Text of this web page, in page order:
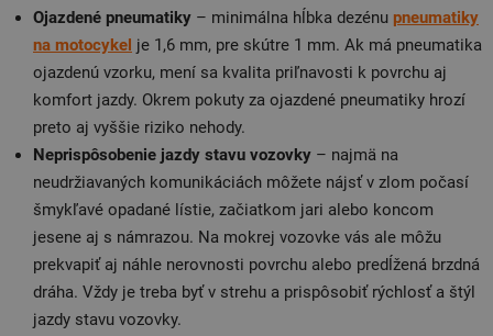
Ojazdené pneumatiky – minimálna hĺbka dezénu pneumatiky
na motocykel je 1,6 mm, pre skútre 1 mm. Ak má pneumatika
ojazdenú vzorku, mení sa kvalita priľnavosti k povrchu aj
komfort jazdy. Okrem pokuty za ojazdené pneumatiky hrozí
preto aj vyššie riziko nehody.
Neprispôsobenie jazdy stavu vozovky – najmä na
neudržiavaných komunikáciách môžete nájsť v zlom počasí
šmykľavé opadané lístie, začiatkom jari alebo koncom
jesene aj s námrazou. Na mokrej vozovke vás ale môžu
prekvapiť aj náhle nerovnosti povrchu alebo predĺžená brzdná
dráha. Vždy je treba byť v strehu a prispôsobiť rýchlosť a štýl
jazdy stavu vozovky.